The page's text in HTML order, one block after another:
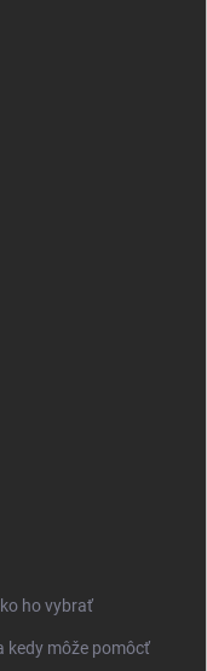
ho vybrať
kedy môže pomôcť